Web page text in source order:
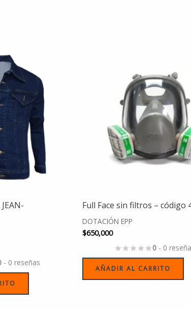
- 0 reseñas
Full Face sin filtros – código
DOTACIÓN EPP
$650,000
0 - 0
AÑADIR AL CARRITO